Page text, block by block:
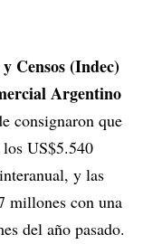
Censos (Indec)
Argentino
consignaron que
US$5.540
y las
millones con una
del año pasado.